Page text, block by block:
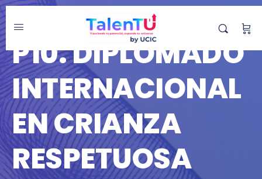
DIPLOMADO
P10. DIPLOMADO
INTERNACIONAL
EN CRIANZA
RESPETUOSA